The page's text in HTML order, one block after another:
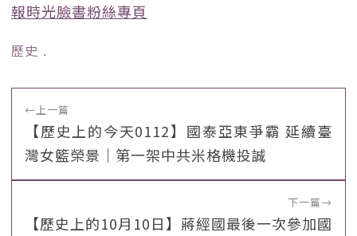
報時光臉書粉絲專頁
歷史 ﹒
←上一篇
【歷史上的今天0112】國泰亞東爭霸 延續臺
灣女籃榮景｜第一架中共米格機投誠
下一篇→
【歷史上的10月10日】蔣經國最後一次參加國